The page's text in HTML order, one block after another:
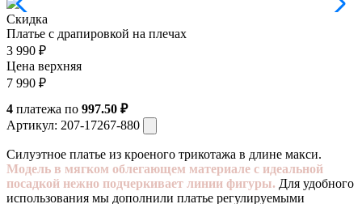
Скидка
Платье с драпировкой на плечах
3 990 ₽
Цена верхняя
7 990 ₽
4 платежа по 997.50 ₽
Артикул: 207-17267-880
Силуэтное платье из кроеного трикотажа в длине макси.
Модель в мягком облегающем материале с идеальной
посадкой нежно подчеркивает линии фигуры. Для удобного
использования мы дополнили платье регулируемыми